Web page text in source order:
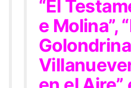
“El
e Molina”,